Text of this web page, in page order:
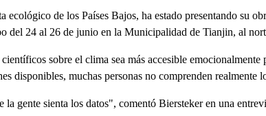
de los Países Bajos, ha estado presentando su
del 24 al 26 de junio en la Municipalidad de Tianjin, al
sobre el clima sea más accesible
disponibles, muchas personas no comprenden realmente
la gente sienta los datos", comentó Biersteker en una